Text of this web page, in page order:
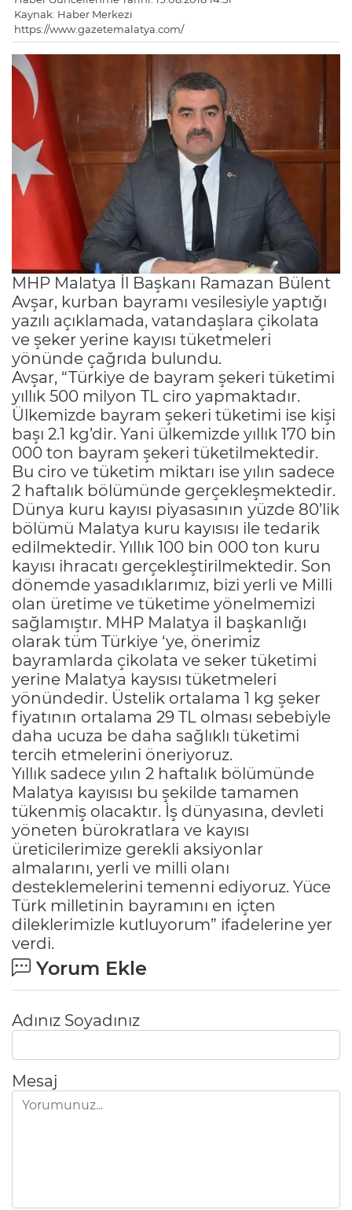
Kaynak: Haber Merkezi
https://www.gazetemalatya.com/
MHP Malatya İl Başkanı Ramazan Bülent
Avşar, kurban bayramı vesilesiyle yaptığı
yazılı açıklamada, vatandaşlara çikolata
ve şeker yerine kayısı tüketmeleri
yönünde çağrıda bulundu.
Avşar, “Türkiye de bayram şekeri tüketimi
yıllık 500 milyon TL ciro yapmaktadır.
Ülkemizde bayram şekeri tüketimi ise kişi
başı 2.1 kg’dir. Yani ülkemizde yıllık 170 bin
000 ton bayram şekeri tüketilmektedir.
Bu ciro ve tüketim miktarı ise yılın sadece
2 haftalık bölümünde gerçekleşmektedir.
Dünya kuru kayısı piyasasının yüzde 80’lik
bölümü Malatya kuru kayısısı ile tedarik
edilmektedir. Yıllık 100 bin 000 ton kuru
kayısı ihracatı gerçekleştirilmektedir. Son
dönemde yasadıklarımız, bizi yerli ve Milli
olan üretime ve tüketime yönelmemizi
sağlamıştır. MHP Malatya il başkanlığı
olarak tüm Türkiye ‘ye, önerimiz
bayramlarda çikolata ve seker tüketimi
yerine Malatya kaysısı tüketmeleri
yönündedir. Üstelik ortalama 1 kg şeker
fiyatının ortalama 29 TL olması sebebiyle
daha ucuza be daha sağlıklı tüketimi
tercih etmelerini öneriyoruz.
Yıllık sadece yılın 2 haftalık bölümünde
Malatya kayısısı bu şekilde tamamen
tükenmiş olacaktır. İş dünyasına, devleti
yöneten bürokratlara ve kayısı
üreticilerimize gerekli aksiyonlar
almalarını, yerli ve milli olanı
desteklemelerini temenni ediyoruz. Yüce
Türk milletinin bayramını en içten
dileklerimizle kutluyorum” ifadelerine yer
verdi.
Yorum Ekle
Adınız Soyadınız
Mesaj